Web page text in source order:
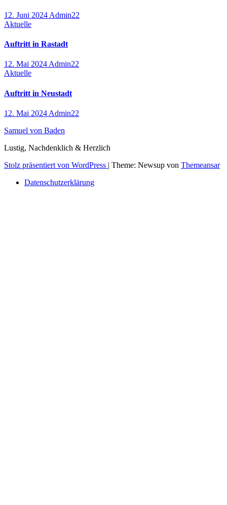
12. Juni 2024 Admin22
Aktuelle
Auftritt in Rastadt
12. Mai 2024 Admin22
Aktuelle
Auftritt in Neustadt
12. Mai 2024 Admin22
Samuel von Baden
Lustig, Nachdenklich & Herzlich
Stolz präsentiert von WordPress | Theme: Newsup von Themeansar
Datenschutzerklärung